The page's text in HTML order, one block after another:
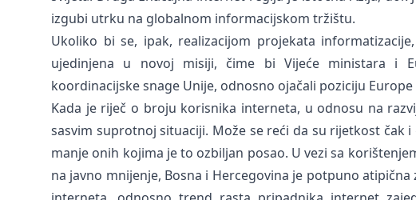
izgubi utrku na globalnom informacijskom tržištu.
Ukoliko bi se, ipak, realizacijom projekata
ujedinjena u novoj misiji, čime bi Vijeće ministara i
koordinacijske snage Unije, odnosno ojačali poziciju
Kada je riječ o broju korisnika interneta, u odnosu na
sasvim suprotnoj situaciji. Može se reći da su rijetkost čak
manje onih kojima je to ozbiljan posao. U vezi sa
na javno mnijenje, Bosna i Hercegovina je potpuno